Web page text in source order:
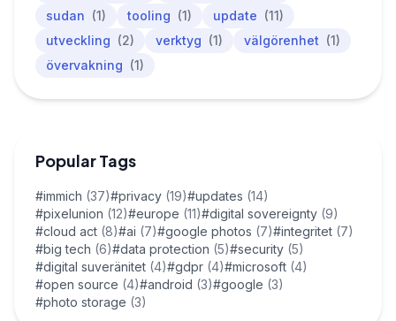
sudan (1) tooling (1) update (11)
utveckling (2) verktyg (1) välgörenhet (1)
övervakning (1)
Popular Tags
#immich (37)#privacy (19)#updates (14)
#pixelunion (12)#europe (11)#digital sovereignty (9)
#cloud act (8)#ai (7)#google photos (7)#integritet (7)
#big tech (6)#data protection (5)#security (5)
#digital suveränitet (4)#gdpr (4)#microsoft (4)
#open source (4)#android (3)#google (3)
#photo storage (3)